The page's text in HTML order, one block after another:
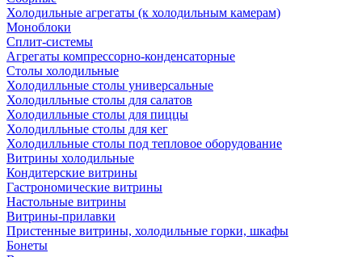
Холодильные агрегаты (к холодильным камерам)
Моноблоки
Сплит-системы
Агрегаты компрессорно-конденсаторные
Столы холодильные
Холодилльные столы универсальные
Холодилльные столы для салатов
Холодилльные столы для пиццы
Холодилльные столы для кег
Холодилльные столы под тепловое оборудование
Витрины холодильные
Кондитерские витрины
Гастрономические витрины
Настольные витрины
Витрины-прилавки
Пристенные витрины, холодильные горки, шкафы
Бонеты